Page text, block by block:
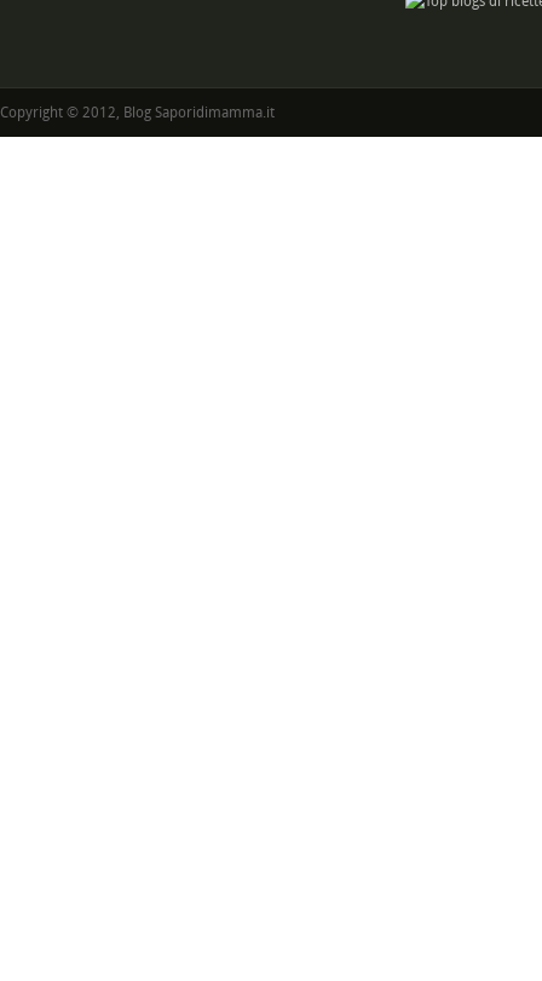
Copyright © 2012, Blog Saporidimamma.it